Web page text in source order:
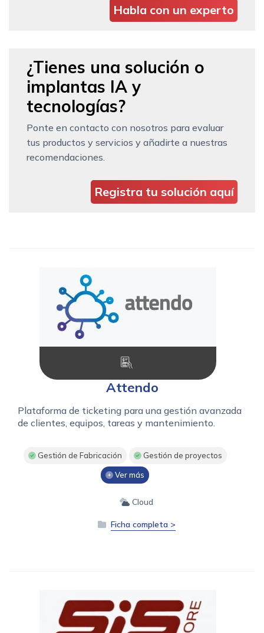
Habla con un experto
¿Tienes una solución o
implantas IA y
tecnologías?
Ponte en contacto con nosotros para evaluar
tus productos y servicios y añadirte a nuestras
recomendaciones.
Registra tu solución aquí
Attendo
Plataforma de ticketing para una gestión avanzada
de clientes, equipos, tareas y mantenimiento.
Gestión de Fabricación Gestión de proyectos
Ver más
Cloud
Ficha completa >